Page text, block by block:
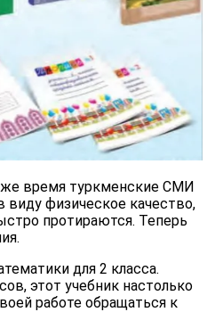
же время туркменские СМИ
физическое качество,
протираются. Теперь
для 2 класса.
этот учебник настолько
работе обращаться к